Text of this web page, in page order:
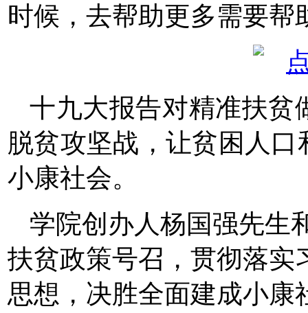
时候，去帮助更多需要帮
十九大报告对精准扶贫
脱贫攻坚战，让贫困人
小康社会。
学院创办人杨国强先生
扶贫政策号召，贯彻落实
思想，决胜全面建成小康